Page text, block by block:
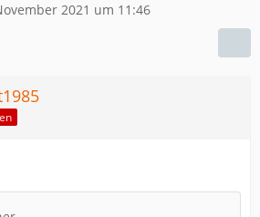
2021 um 11:46